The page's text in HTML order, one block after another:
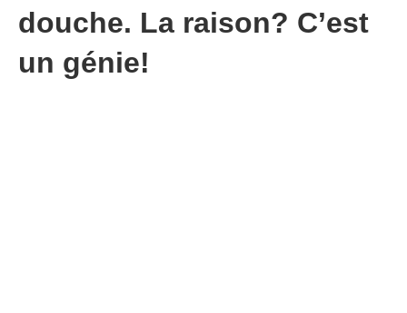
douche. La raison? C’est
un génie!